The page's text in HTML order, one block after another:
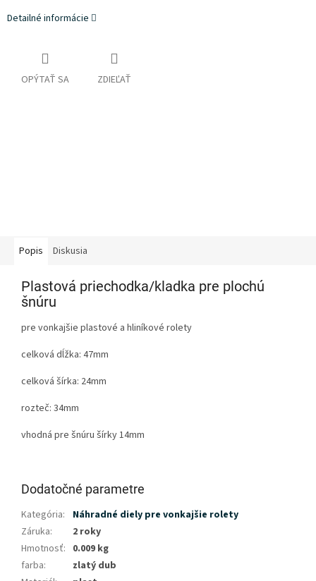
Detailné informácie
OPÝTAŤ SA ZDIEĽAŤ
Popis Diskusia
Plastová priechodka/kladka pre plochú
šnúru
pre vonkajšie plastové a hliníkové rolety
celková dĺžka: 47mm
celková šírka: 24mm
rozteč: 34mm
vhodná pre šnúru šírky 14mm
Dodatočné parametre
Kategória:
Náhradné diely pre vonkajšie rolety
Záruka:
2 roky
Hmotnosť: 0.009 kg
farba:
zlatý dub